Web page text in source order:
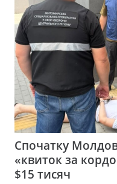
Спочатку
«квиток за
$15 тисяч